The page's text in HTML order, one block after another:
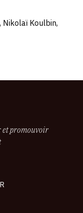
Nikolaï Koulbin,
et promouvoir